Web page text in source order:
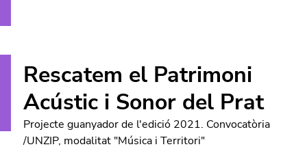
Rescatem el Patrimoni
Acústic i Sonor del Prat
Projecte guanyador de l'edició 2021. Convocatòria
/UNZIP, modalitat "Música i Territori"